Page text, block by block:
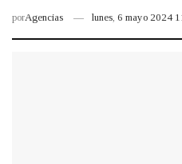
porAgencias lunes, 6 mayo 2024